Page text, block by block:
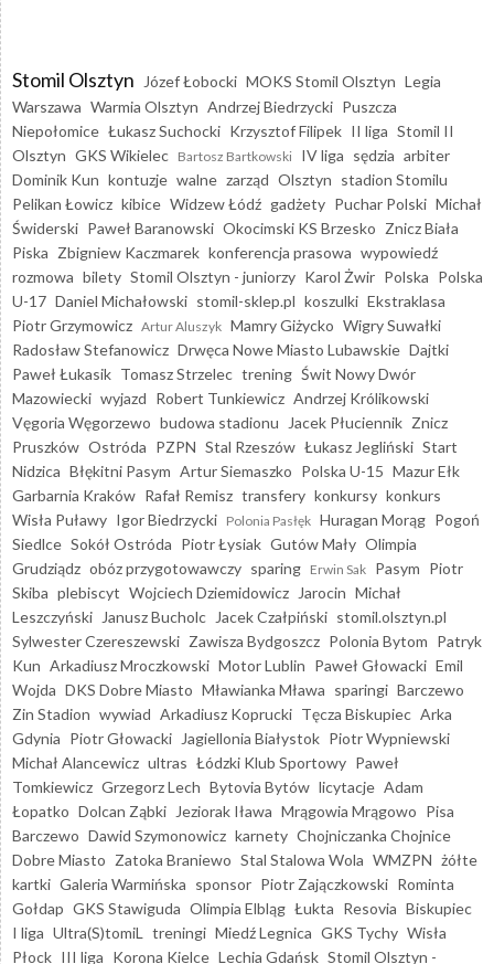
Stomil Olsztyn Józef Łobocki MOKS Stomil Olsztyn Legia
Warszawa Warmia Olsztyn Andrzej Biedrzycki Puszcza
Niepołomice Łukasz Suchocki Krzysztof Filipek II liga Stomil II
Olsztyn GKS Wikielec Bartosz Bartkowski IV liga sędzia arbiter
Dominik Kun kontuzje walne zarząd Olsztyn stadion Stomilu
Pelikan Łowicz kibice Widzew Łódź gadżety Puchar Polski Michał
Świderski Paweł Baranowski Okocimski KS Brzesko Znicz Biała
Piska Zbigniew Kaczmarek konferencja prasowa wypowiedź
rozmowa bilety Stomil Olsztyn - juniorzy Karol Żwir Polska Polska
U-17 Daniel Michałowski stomil-sklep.pl koszulki Ekstraklasa
Piotr Grzymowicz Artur Aluszyk Mamry Giżycko Wigry Suwałki
Radosław Stefanowicz Drwęca Nowe Miasto Lubawskie Dajtki
Paweł Łukasik Tomasz Strzelec trening Świt Nowy Dwór
Mazowiecki wyjazd Robert Tunkiewicz Andrzej Królikowski
Vęgoria Węgorzewo budowa stadionu Jacek Płuciennik Znicz
Pruszków Ostróda PZPN Stal Rzeszów Łukasz Jegliński Start
Nidzica Błękitni Pasym Artur Siemaszko Polska U-15 Mazur Ełk
Garbarnia Kraków Rafał Remisz transfery konkursy konkurs
Wisła Puławy Igor Biedrzycki Polonia Pasłęk Huragan Morąg Pogoń
Siedlce Sokół Ostróda Piotr Łysiak Gutów Mały Olimpia
Grudziądz obóz przygotowawczy sparing Erwin Sak Pasym Piotr
Skiba plebiscyt Wojciech Dziemidowicz Jarocin Michał
Leszczyński
Janusz Bucholc Jacek Czałpiński stomil.olsztyn.pl
Sylwester Czereszewski Zawisza Bydgoszcz Polonia Bytom Patryk
Kun Arkadiusz Mroczkowski Motor Lublin Paweł Głowacki Emil
Wojda DKS Dobre Miasto Mławianka Mława sparingi Barczewo
Zin Stadion wywiad Arkadiusz Koprucki Tęcza Biskupiec Arka
Gdynia Piotr Głowacki Jagiellonia Białystok Piotr Wypniewski
Michał Alancewicz ultras Łódzki Klub Sportowy Paweł
Tomkiewicz Grzegorz Lech Bytovia Bytów licytacje Adam
Łopatko Dolcan Ząbki Jeziorak Iława Mrągowia Mrągowo Pisa
Barczewo Dawid Szymonowicz karnety Chojniczanka Chojnice
Dobre Miasto Zatoka Braniewo Stal Stalowa Wola WMZPN żółte
kartki Galeria Warmińska sponsor Piotr Zajączkowski Rominta
Gołdap GKS Stawiguda Olimpia Elbląg Łukta Resovia Biskupiec
I liga Ultra(S)tomiL treningi Miedź Legnica GKS Tychy Wisła
Płock III liga Korona Kielce Lechia Gdańsk Stomil Olsztyn -